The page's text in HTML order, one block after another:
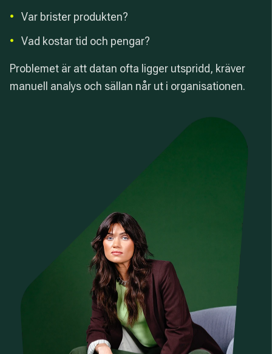
•
Var brister produkten?
•
Vad kostar tid och pengar?
Problemet är att datan ofta ligger utspridd, kräver
manuell analys och sällan når ut i organisationen.